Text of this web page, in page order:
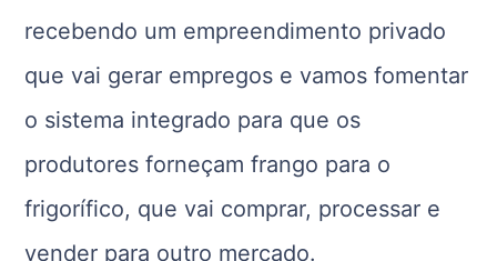
recebendo um empreendimento privado
que vai gerar empregos e vamos fomentar
o sistema integrado para que os
produtores forneçam frango para o
frigorífico, que vai comprar, processar e
vender para outro mercado.